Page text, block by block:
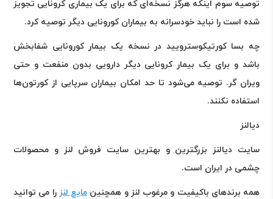
توصیه سوم اینکه هرگز نسخه‌ای که برای یک بیماری کرونایی تجویز
شده است را نباید خودسرانه به بیماران کورونایی دیگر توصیه کرد.
چه بسا کورتیکوسترویید در نسخه یک بیمار کورونایی شفابخش
باشد و برای یک بیمار کرونایی دیگر دارویی بدون منفعت و حتی
ویران گر. توصیه می‌شود تا حد امکان بیماران سرپایی از کورتون‌ها
استفاده نکنند.
دیالنز
سایت دیالنز بزرگترین و بهترین سایت فروش لنز و محصولات
چشمی در ایران است.
همه برندهای باکیفیت و مرغوب لنز و همچنین مایع لنز را می توانید